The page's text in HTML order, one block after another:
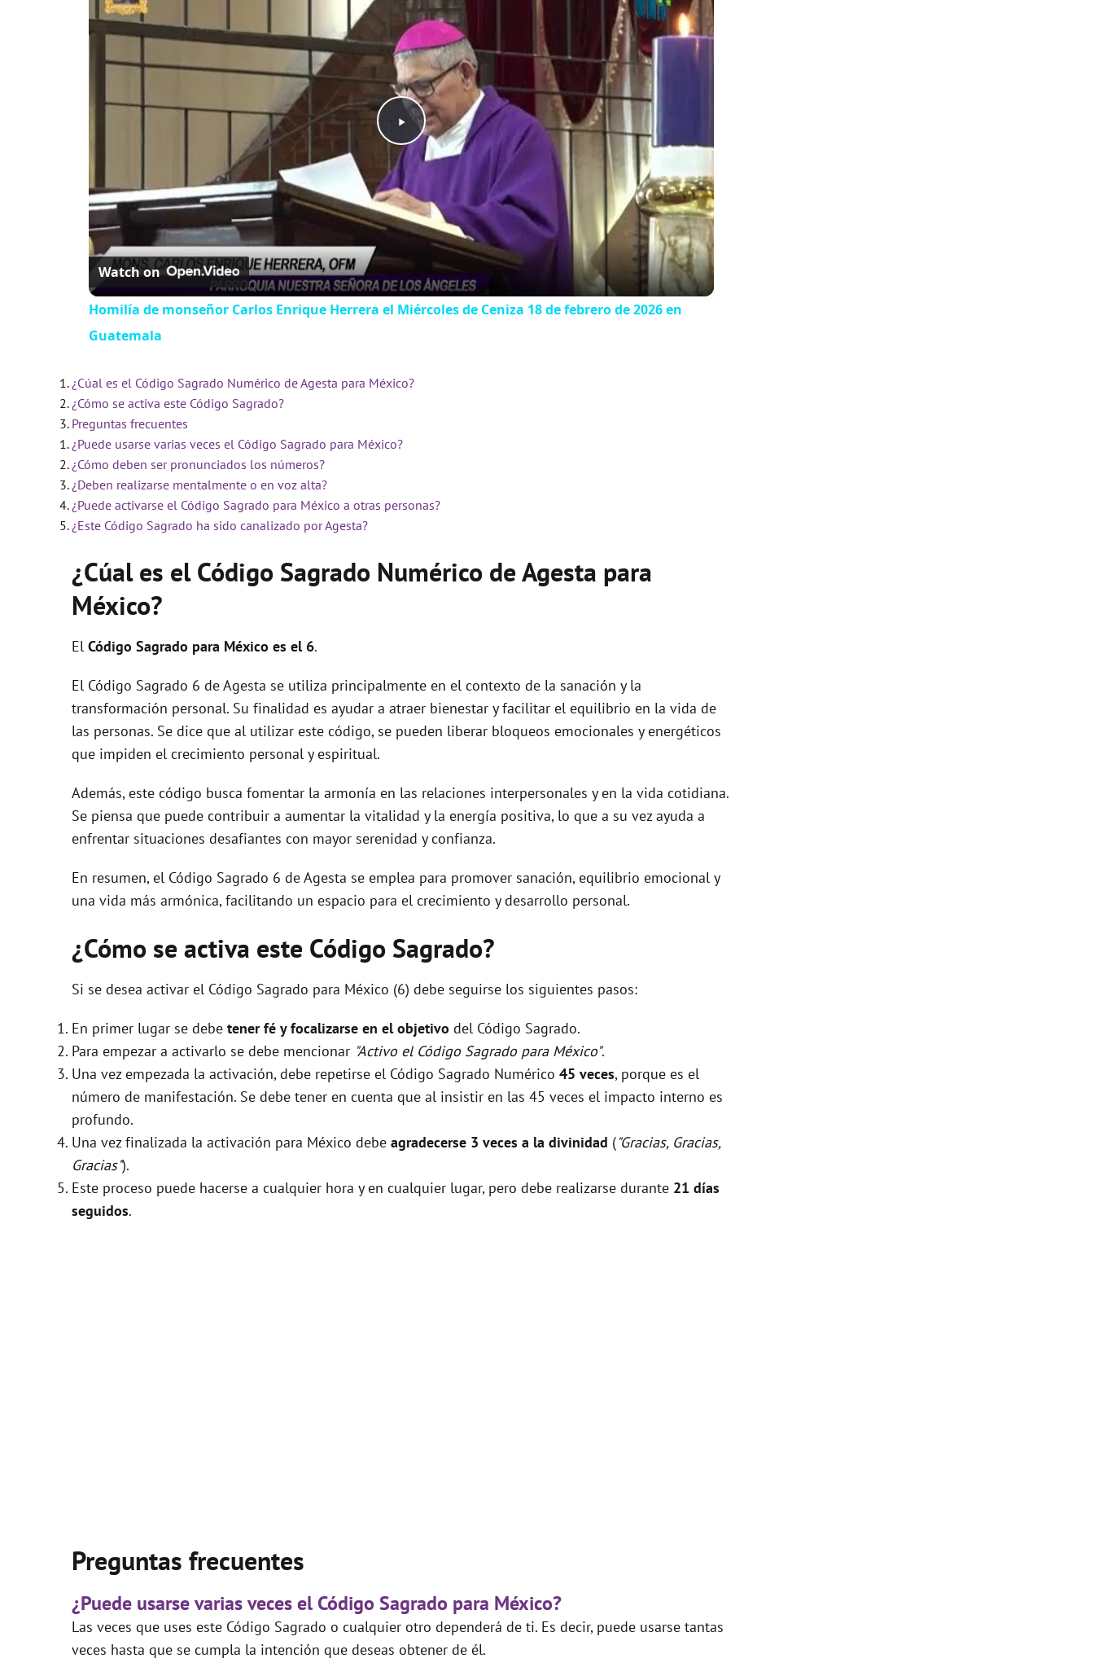
P
l
y
i
d
Watch on
Homilía de monseñor Carlos Enrique Herrera el Miércoles de Ceniza 18 de febrero de 2026 en
Guatemala
¿Cúal es el Código Sagrado Numérico de Agesta para México?
¿Cómo se activa este Código Sagrado?
Preguntas frecuentes
¿Puede usarse varias veces el Código Sagrado para México?
¿Cómo deben ser pronunciados los números?
¿Deben realizarse mentalmente o en voz alta?
¿Puede activarse el Código Sagrado para México a otras personas?
¿Este Código Sagrado ha sido canalizado por Agesta?
¿Cúal es el Código Sagrado Numérico de Agesta para
México?
El Código Sagrado para México es el 6.
El Código Sagrado 6 de Agesta se utiliza principalmente en el contexto de la sanación y la
transformación personal. Su finalidad es ayudar a atraer bienestar y facilitar el equilibrio en la vida de
las personas. Se dice que al utilizar este código, se pueden liberar bloqueos emocionales y energéticos
que impiden el crecimiento personal y espiritual.
Además, este código busca fomentar la armonía en las relaciones interpersonales y en la vida cotidiana.
Se piensa que puede contribuir a aumentar la vitalidad y la energía positiva, lo que a su vez ayuda a
enfrentar situaciones desafiantes con mayor serenidad y confianza.
En resumen, el Código Sagrado 6 de Agesta se emplea para promover sanación, equilibrio emocional y
una vida más armónica, facilitando un espacio para el crecimiento y desarrollo personal.
¿Cómo se activa este Código Sagrado?
Si se desea activar el Código Sagrado para México (6) debe seguirse los siguientes pasos:
En primer lugar se debe tener fé y focalizarse en el objetivo del Código Sagrado.
Para empezar a activarlo se debe mencionar "Activo el Código Sagrado para México".
Una vez empezada la activación, debe repetirse el Código Sagrado Numérico 45 veces, porque es el
número de manifestación. Se debe tener en cuenta que al insistir en las 45 veces el impacto interno es
profundo.
Una vez finalizada la activación para México debe agradecerse 3 veces a la divinidad ("Gracias, Gracias,
Gracias").
Este proceso puede hacerse a cualquier hora y en cualquier lugar, pero debe realizarse durante 21 días
seguidos.
Preguntas frecuentes
¿Puede usarse varias veces el Código Sagrado para México?
Las veces que uses este Código Sagrado o cualquier otro dependerá de ti. Es decir, puede usarse tantas
veces hasta que se cumpla la intención que deseas obtener de él.